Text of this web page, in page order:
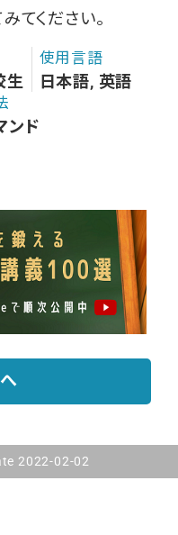
てください。
生
使用言語
日本語, 英語
ンド
2022-02-02